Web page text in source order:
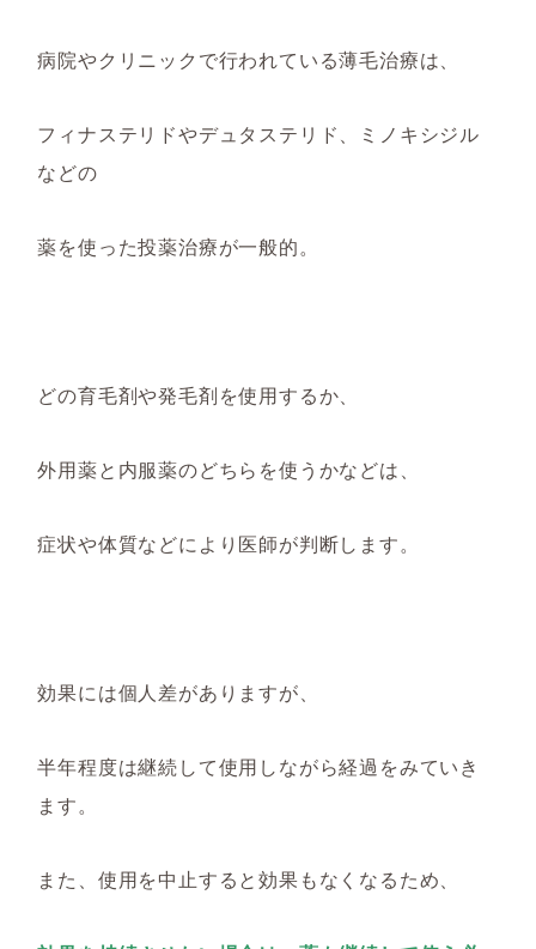
病院やクリニックで行われている薄毛治療は、
フィナステリドやデュタステリド、ミノキシジル
などの
薬を使った投薬治療が一般的。
どの育毛剤や発毛剤を使用するか、
外用薬と内服薬のどちらを使うかなどは、
症状や体質などにより医師が判断します。
効果には個人差がありますが、
半年程度は継続して使用しながら経過をみていき
ます。
また、使用を中止すると効果もなくなるため、